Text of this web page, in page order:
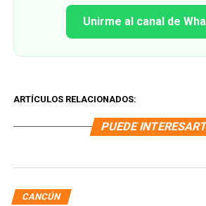
Unirme al canal de
ARTÍCULOS RELACIONADOS:
PUEDE
CANCÚN